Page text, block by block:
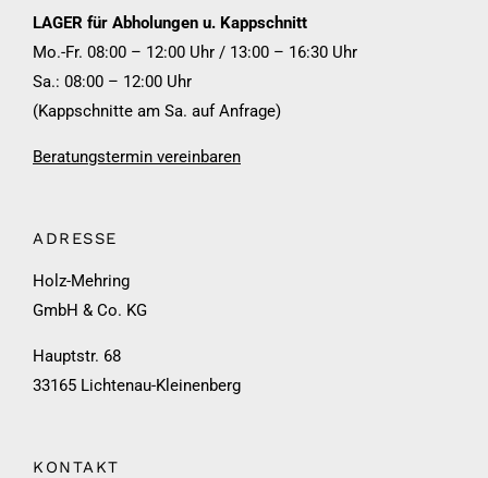
LAGER für Abholungen u. Kappschnitt
Mo.-Fr. 08:00 – 12:00 Uhr / 13:00 – 16:30 Uhr
Sa.: 08:00 – 12:00 Uhr
(Kappschnitte am Sa. auf Anfrage)
Beratungstermin vereinbaren
ADRESSE
Holz-Mehring
GmbH & Co. KG
Hauptstr. 68
33165 Lichtenau-Kleinenberg
KONTAKT